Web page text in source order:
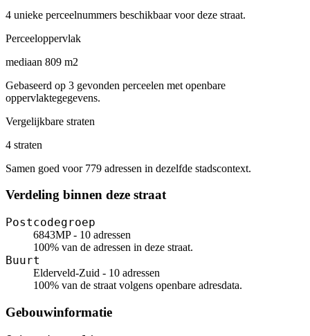
4 unieke perceelnummers beschikbaar voor deze straat.
Perceeloppervlak
mediaan 809 m2
Gebaseerd op 3 gevonden perceelen met openbare
oppervlaktegegevens.
Vergelijkbare straten
4 straten
Samen goed voor 779 adressen in dezelfde stadscontext.
Verdeling binnen deze straat
Postcodegroep
6843MP - 10 adressen
100% van de adressen in deze straat.
Buurt
Elderveld-Zuid - 10 adressen
100% van de straat volgens openbare adresdata.
Gebouwinformatie